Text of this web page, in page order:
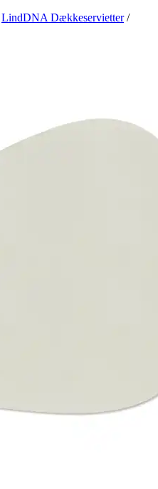
LindDNA Dækkeservietter/